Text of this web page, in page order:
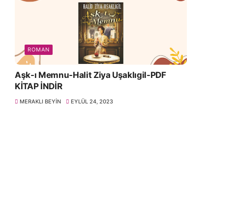
ROMAN
Aşk-ı Memnu-Halit Ziya Uşaklıgil-PDF
KİTAP İNDİR
MERAKLI BEYIN EYLÜL 24, 2023